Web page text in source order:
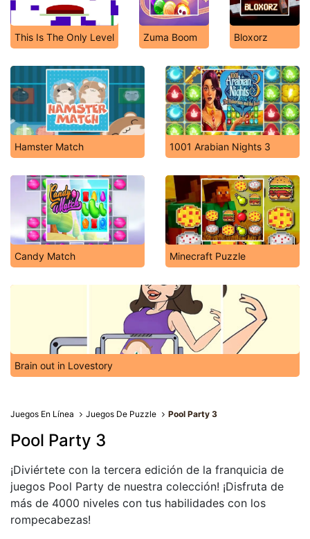
This Is The Only Level Zuma Boom Bloxorz
Hamster Match 1001 Arabian Nights 3
Candy Match Minecraft Puzzle
Brain out in Lovestory
Juegos En Línea Juegos De Puzzle Pool Party 3
Pool Party 3
¡Diviértete con la tercera edición de la franquicia de
juegos Pool Party de nuestra colección! ¡Disfruta de
más de 4000 niveles con tus habilidades con los
rompecabezas!